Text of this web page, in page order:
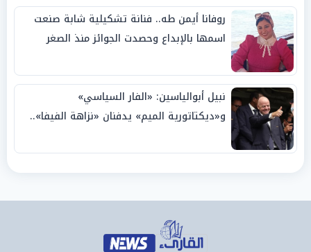
روفانا أيمن طه.. فنانة تشكيلية شابة صنعت
اسمها بالإبداع وحصدت الجوائز منذ الصغر
نبيل أبوالياسين: «الفار السياسي»
و«ديكتاتورية الميم» يدفنان «نزاهة الفيفا»..